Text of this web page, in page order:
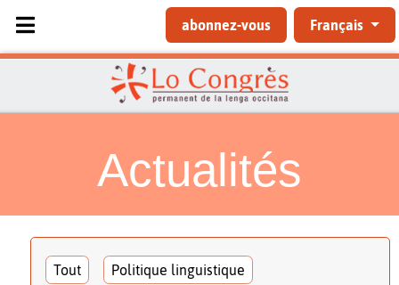
Sélectionnez votre langue
abonnez-vous Français
Actualités
Tout Politique linguistique